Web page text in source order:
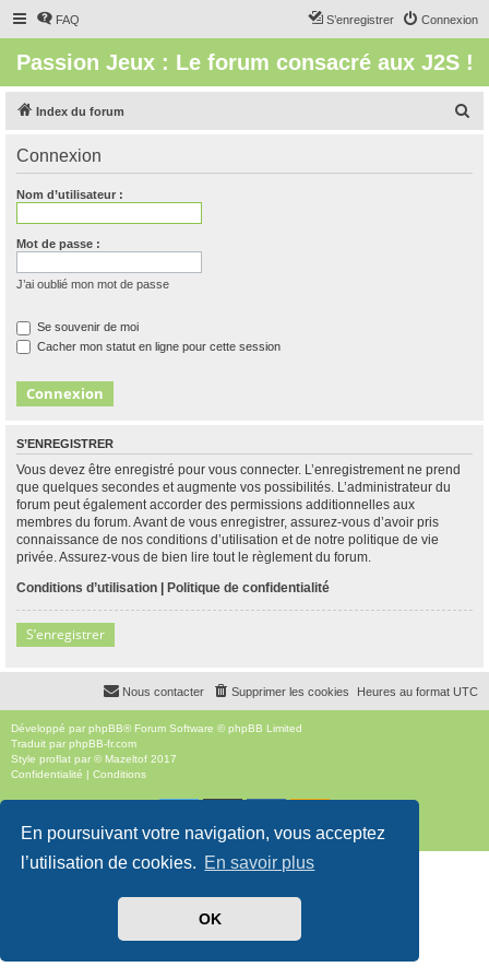
En poursuivant votre navigation, vous acceptez
l’utilisation de cookies. En savoir plus
OK
FAQ Connexion
S’enregistrer
Passion Jeux : Le forum consacré aux J2S !
Index du forum
Connexion
Nom d’utilisateur :
Mot de passe :
J’ai oublié mon mot de passe
Se souvenir de moi
Cacher mon statut en ligne pour cette session
S’ENREGISTRER
Vous devez être enregistré pour vous connecter. L’enregistrement ne prend
que quelques secondes et augmente vos possibilités. L’administrateur du
forum peut également accorder des permissions additionnelles aux
membres du forum. Avant de vous enregistrer, assurez-vous d’avoir pris
connaissance de nos conditions d’utilisation et de notre politique de vie
privée. Assurez-vous de bien lire tout le règlement du forum.
Conditions d’utilisation | Politique de confidentialité
S’enregistrer
Heures au format UTC
Supprimer les cookies
Nous contacter
Développé par phpBB® Forum Software © phpBB Limited
Traduit par phpBB-fr.com
Style proflat par © Mazeltof 2017
Confidentialité | Conditions